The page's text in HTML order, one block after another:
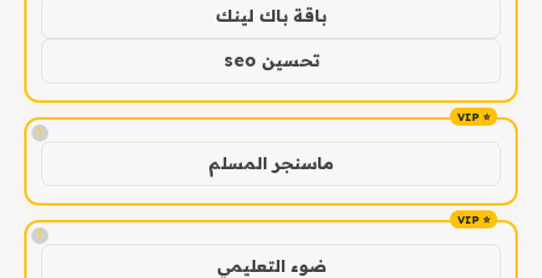
باقة باك لينك
تحسين seo
!
ماسنجر المسلم
!
ضوء التعليمي